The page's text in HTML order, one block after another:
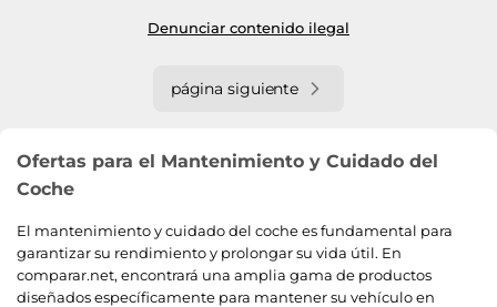
Denunciar contenido ilegal
página siguiente
Ofertas para el Mantenimiento y Cuidado del
Coche
El mantenimiento y cuidado del coche es fundamental para
garantizar su rendimiento y prolongar su vida útil. En
comparar.net, encontrará una amplia gama de productos
diseñados específicamente para mantener su vehículo en